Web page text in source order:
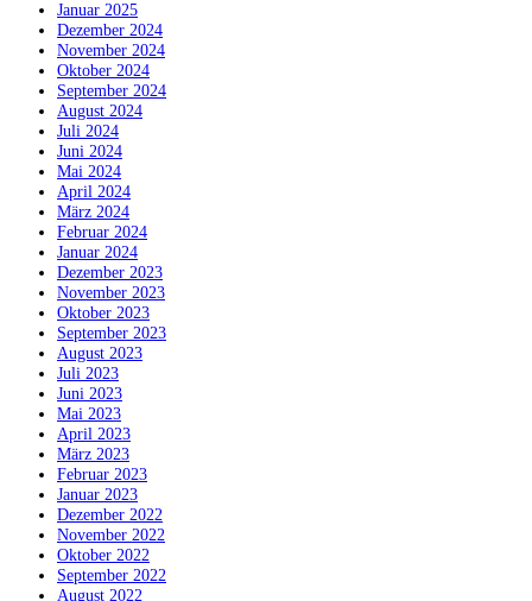
Januar 2025
Dezember 2024
November 2024
Oktober 2024
September 2024
August 2024
Juli 2024
Juni 2024
Mai 2024
April 2024
März 2024
Februar 2024
Januar 2024
Dezember 2023
November 2023
Oktober 2023
September 2023
August 2023
Juli 2023
Juni 2023
Mai 2023
April 2023
März 2023
Februar 2023
Januar 2023
Dezember 2022
November 2022
Oktober 2022
September 2022
August 2022